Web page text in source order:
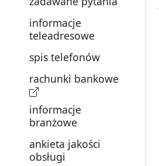
informacje
teleadresowe
spis telefonów
rachunki bankowe
informacje
branżowe
ankieta jakości
obsługi